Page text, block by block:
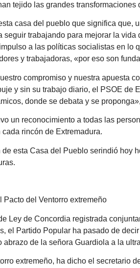
tejido las grandes transformaciones
casa del pueblo que significa que,
seguir trabajando para mejorar la
a las políticas socialistas en lo
y trabajadoras, «por eso son
compromiso y nuestra apuesta
y sin su trabajo diario, el PSOE de
donde se debata y se
un reconocimiento a todas las
rincón de Extremadura.
esta Casa del Pueblo serindió hoy
Pacto del Ventorro extremeño
Ley de Concordia registrada
el Partido Popular ha pasado de
abrazo de la señora Guardiola a la
extremeño, ha dicho el secretario